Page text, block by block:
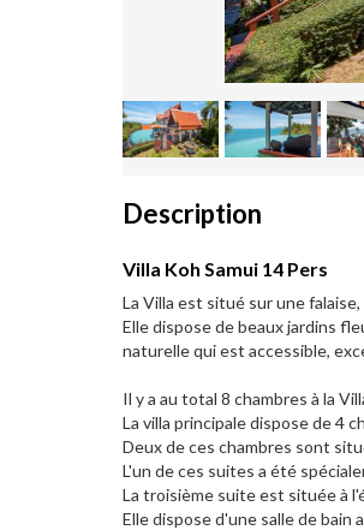
Description
Villa Koh Samui 14 Pers
La Villa est situé sur une
Elle dispose de beaux jardins
naturelle qui est accessible,
Il y a au total 8 chambres à la
La villa principale dispose de 4
Deux de ces chambres sont
L'un de ces suites a été
La troisième suite est située à
Elle dispose d'une salle de bain